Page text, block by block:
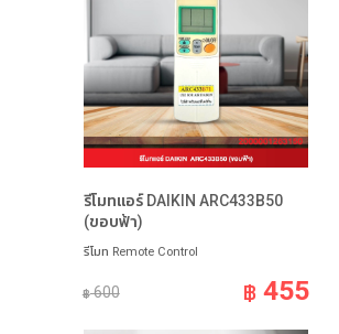
รีโมทแอร์ DAIKIN ARC433B50
(ขอบฟ้า)
รีโมท Remote Control
฿600 ฿ 455